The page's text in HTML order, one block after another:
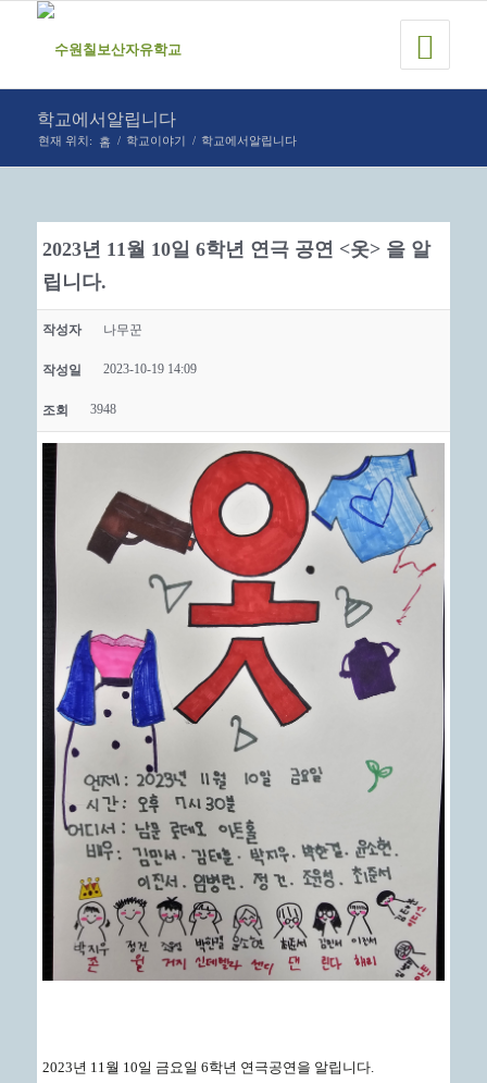
학교에서알립니다
현재 위치: 홈 / 학교이야기 / 학교에서알립니다
2023년 11월 10일 6학년 연극 공연 <옷> 을 알
립니다.
작성자 나무꾼
작성일 2023-10-19 14:09
조회 3948
2023년 11월 10일 금요일 6학년 연극공연을 알립니다.